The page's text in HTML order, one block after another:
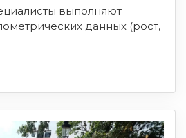
выполняют
данных (рост,